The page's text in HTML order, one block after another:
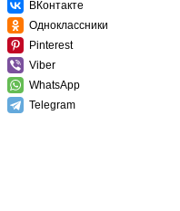
ВКонтакте
Одноклассники
Pinterest
Viber
WhatsApp
Telegram